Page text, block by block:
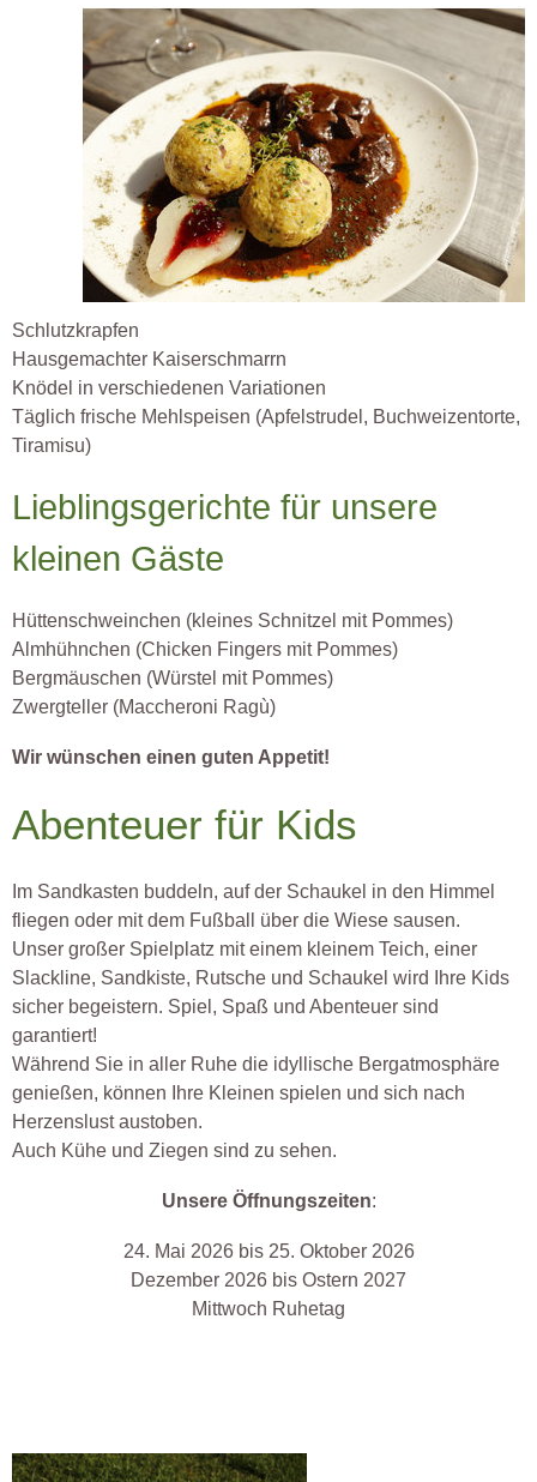
Schlutzkrapfen
Hausgemachter Kaiserschmarrn
Knödel in verschiedenen Variationen
Täglich frische Mehlspeisen (Apfelstrudel, Buchweizentorte,
Tiramisu)
Lieblingsgerichte für unsere
kleinen Gäste
Hüttenschweinchen (kleines Schnitzel mit Pommes)
Almhühnchen (Chicken Fingers mit Pommes)
Bergmäuschen (Würstel mit Pommes)
Zwergteller (Maccheroni Ragù)
Wir wünschen einen guten Appetit!
Abenteuer für Kids
Im Sandkasten buddeln, auf der Schaukel in den Himmel
fliegen oder mit dem Fußball über die Wiese sausen.
Unser großer Spielplatz mit einem kleinem Teich, einer
Slackline, Sandkiste, Rutsche und Schaukel wird Ihre Kids
sicher begeistern. Spiel, Spaß und Abenteuer sind
garantiert!
Während Sie in aller Ruhe die idyllische Bergatmosphäre
genießen, können Ihre Kleinen spielen und sich nach
Herzenslust austoben.
Auch Kühe und Ziegen sind zu sehen.
Unsere Öffnungszeiten:
24. Mai 2026 bis 25. Oktober 2026
Dezember 2026 bis Ostern 2027
Mittwoch Ruhetag